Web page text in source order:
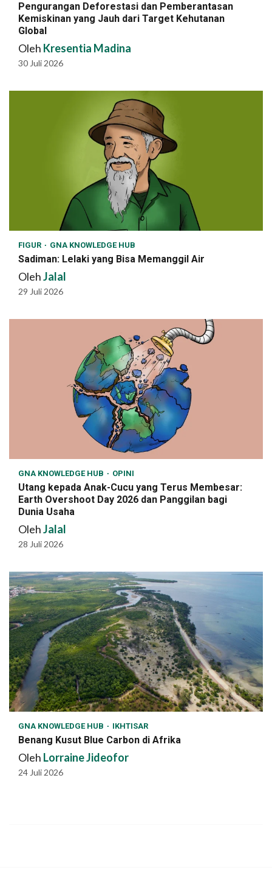
Pengurangan Deforestasi dan Pemberantasan
Kemiskinan yang Jauh dari Target Kehutanan
Global
Oleh Kresentia Madina
30 Juli 2026
FIGUR GNA KNOWLEDGE HUB
Sadiman: Lelaki yang Bisa Memanggil Air
OlehJalal
29 Juli 2026
GNA KNOWLEDGE HUB OPINI
Utang kepada Anak-Cucu yang Terus Membesar:
Earth Overshoot Day 2026 dan Panggilan bagi
Dunia Usaha
OlehJalal
28 Juli 2026
GNA KNOWLEDGE HUB IKHTISAR
Benang Kusut Blue Carbon di Afrika
Oleh Lorraine Jideofor
24 Juli 2026